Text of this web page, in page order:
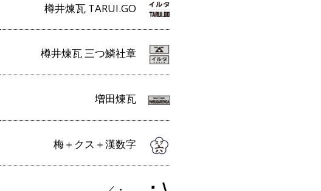
樽井煉瓦 TARUI.GO
樽井煉瓦 三つ鱗社章
増田煉瓦
梅＋クス＋漢数字